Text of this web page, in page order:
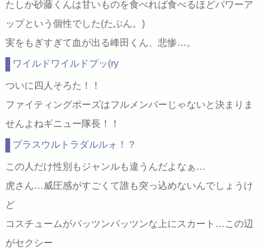
たしか砂藤くんは甘いものを食べれば食べるほどパワーア
ップという個性でした(たぶん。)
実をもぎすぎて血が出る峰田くん、悲惨…。
ワイルドワイルドプッ(ry
ついに四人そろた！！
ファイティングポーズはフルメンバーじゃないと決まりま
せんよねギニュー隊長！！
プラスウルトラダルルォ！？
この人だけ性別もジャンルも違うんだよなぁ…
虎さん…威圧感がすごくて誰も突っ込めないんでしょうけ
ど
コスチュームがパッツンパッツンな上にスカート…この辺
がセクシー